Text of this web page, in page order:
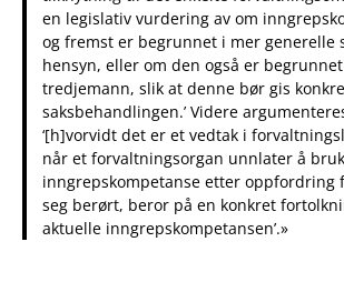
en legislativ vurdering av om
og fremst er begrunnet i mer generelle
hensyn, eller om den også er
tredjemann, slik at denne bør gis
saksbehandlingen.’ Videre
‘[h]vorvidt det er et vedtak i
når et forvaltningsorgan unnlater å
inngrepskompetanse etter oppfordring
seg berørt, beror på en konkret
aktuelle inngrepskompetansen’.»